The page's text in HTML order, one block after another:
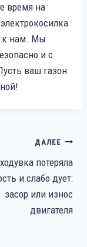
время на
к нам. Мы
и с
ваш газон
ДАЛЕЕ
потеряла
и слабо дует:
засор или износ
двигателя